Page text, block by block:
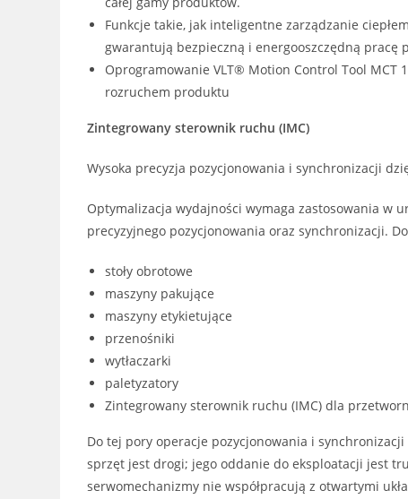
Funkcje takie, jak inteligentne zarządzanie
gwarantują bezpieczną i energooszczędną pracę
Oprogramowanie VLT® Motion Control Tool MCT
rozruchem produktu
Zintegrowany sterownik ruchu (IMC)
Wysoka precyzja pozycjonowania i synchronizacji
Optymalizacja wydajności wymaga zastosowania w
precyzyjnego pozycjonowania oraz synchronizacji.
stoły obrotowe
maszyny pakujące
maszyny etykietujące
przenośniki
wytłaczarki
paletyzatory
Zintegrowany sterownik ruchu (IMC) dla
Do tej pory operacje pozycjonowania i
sprzęt jest drogi; jego oddanie do eksploatacji jest
serwomechanizmy nie współpracują z otwartymi